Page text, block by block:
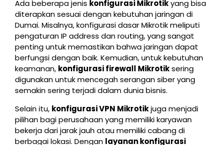
Ada beberapa jenis konfigurasi Mikrotikyang bisa
diterapkan sesuai dengan kebutuhan jaringan di
Dumai. Misalnya, konfigurasi dasar Mikrotik meliputi
pengaturan IP address dan routing, yang sangat
penting untuk memastikan bahwa jaringan dapat
berfungsi dengan baik. Kemudian, untuk kebutuhan
keamanan, konfigurasi firewall Mikrotiksering
digunakan untuk mencegah serangan siber yang
semakin sering terjadi dalam dunia bisnis.
Selain itu, konfigurasi VPN Mikrotikjuga menjadi
pilihan bagi perusahaan yang memiliki karyawan
bekerja dari jarak jauh atau memiliki cabang di
berbagai lokasi. Dengan layanan konfigurasi